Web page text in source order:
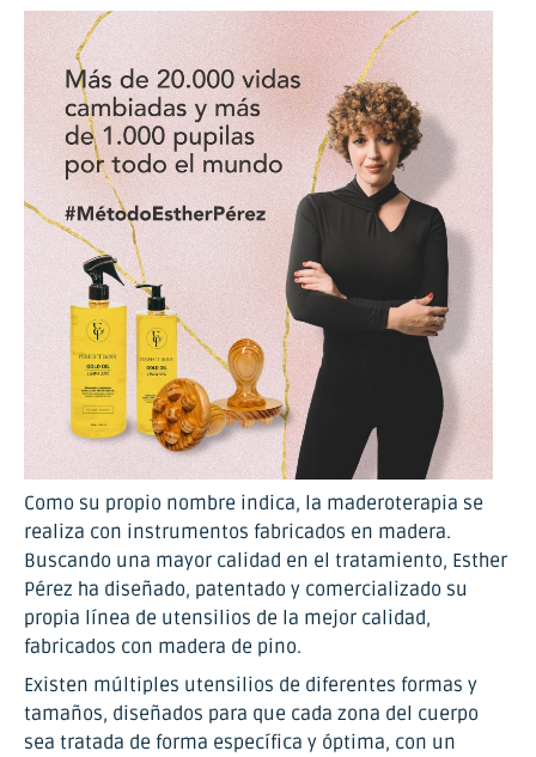
Como su propio nombre indica, la maderoterapia se
realiza con instrumentos fabricados en madera.
Buscando una mayor calidad en el tratamiento, Esther
Pérez ha diseñado, patentado y comercializado su
propia línea de utensilios de la mejor calidad,
fabricados con madera de pino.
Existen múltiples utensilios de diferentes formas y
tamaños, diseñados para que cada zona del cuerpo
sea tratada de forma específica y óptima, con un